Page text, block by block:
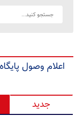
اعلام وصول
جدید